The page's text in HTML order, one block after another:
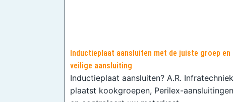
Inductieplaat aansluiten met de juiste groep en
veilige aansluiting
Inductieplaat aansluiten? A.R. Infratechniek
plaatst kookgroepen, Perilex-aansluitingen